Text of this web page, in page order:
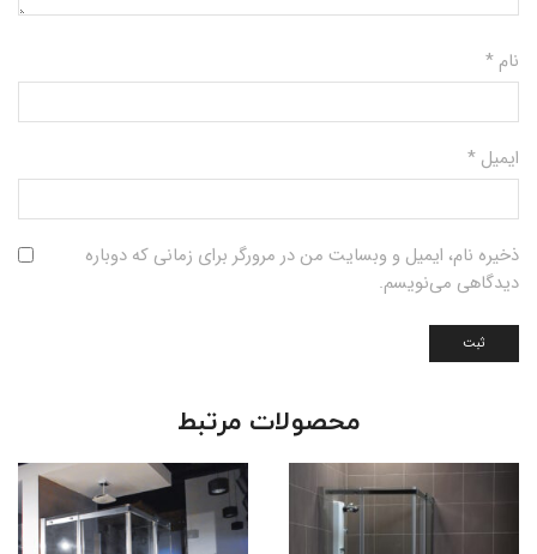
نام *
ایمیل *
ذخیره نام، ایمیل و وبسایت من در مرورگر برای زمانی که دوباره
دیدگاهی می‌نویسم.
محصولات مرتبط